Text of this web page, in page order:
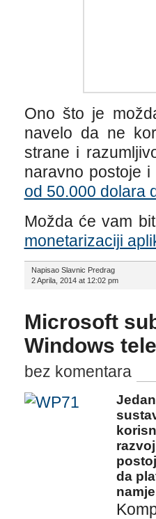
Ono što je
navelo da ne
strane i
naravno postoje
od 50.000 dolara
Možda će vam
monetarizaciji
Napisao Slavnic Predrag
2 Aprila, 2014 at 12:02 pm
Microsoft
Windows
bez komentara
da